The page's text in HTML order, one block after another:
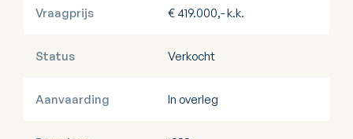
Vraagprijs € 419.000,- k.k.
Status Verkocht
Aanvaarding In overleg